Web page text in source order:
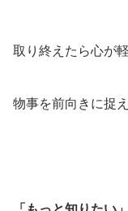
取り終えたら心が
物事を前向きに捉